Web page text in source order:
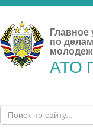
Главное
по делам
АТО